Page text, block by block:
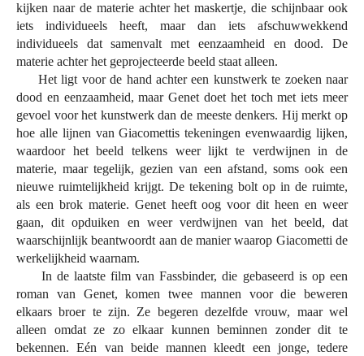
kijken naar de materie achter het maskertje, die schijnbaar ook
iets individueels heeft, maar dan iets afschuwwekkend
individueels dat samenvalt met eenzaamheid en dood. De
materie achter het geprojecteerde beeld staat alleen.
Het ligt voor de hand achter een kunstwerk te zoeken naar
dood en eenzaamheid, maar Genet doet het toch met iets meer
gevoel voor het kunstwerk dan de meeste denkers. Hij merkt op
hoe alle lijnen van Giacomettis tekeningen evenwaardig lijken,
waardoor het beeld telkens weer lijkt te verdwijnen in de
materie, maar tegelijk, gezien van een afstand, soms ook een
nieuwe ruimtelijkheid krijgt. De tekening bolt op in de ruimte,
als een brok materie. Genet heeft oog voor dit heen en weer
gaan, dit opduiken en weer verdwijnen van het beeld, dat
waarschijnlijk beantwoordt aan de manier waarop Giacometti de
werkelijkheid waarnam.
In de laatste film van Fassbinder, die gebaseerd is op een
roman van Genet, komen twee mannen voor die beweren
elkaars broer te zijn. Ze begeren dezelfde vrouw, maar wel
alleen omdat ze zo elkaar kunnen beminnen zonder dit te
bekennen. Eén van beide mannen kleedt een jonge, tedere